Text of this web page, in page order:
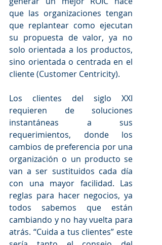
que las organizaciones tengan
que replantear como ejecutan
su propuesta de valor, ya no
solo orientada a los productos,
sino orientada o centrada en el
cliente (Customer Centricity).
Los clientes del siglo XXI
requieren de soluciones
instantáneas a sus
requerimientos, donde los
cambios de preferencia por una
organización o un producto se
van a ser sustituidos cada día
con una mayor facilidad. Las
reglas para hacer negocios, ya
todos sabemos que están
cambiando y no hay vuelta para
atrás. “Cuida a tus clientes” este